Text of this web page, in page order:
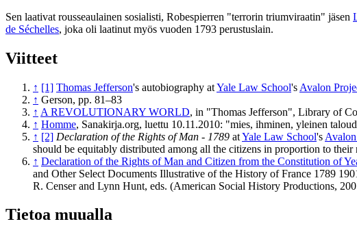
Sen laativat rousseaulainen sosialisti, Robespierren "terrorin triumviraatin" jäsen
de Séchelles, joka oli laatinut myös vuoden 1793 perustuslain.
Viitteet
↑ [1] Thomas Jefferson's autobiography atYale Law School's Avalon
↑ Gerson, pp. 81–83
↑ A REVOLUTIONARY WORLD, in "Thomas Jefferson", Library of
↑ Homme, Sanakirja.org, luettu 10.11.2010: "mies, ihminen, yleinen
↑ [2] Declaration of the Rights of Man - 1789 atYale Law School's
should be equitably distributed among all the citizens in proportion to their
↑ Declaration of the Rights of Man and Citizen from the Constitution of
and Other Select Documents Illustrative of the History of France 1789
R. Censer and Lynn Hunt, eds. (American Social History Productions,
Tietoa muualla